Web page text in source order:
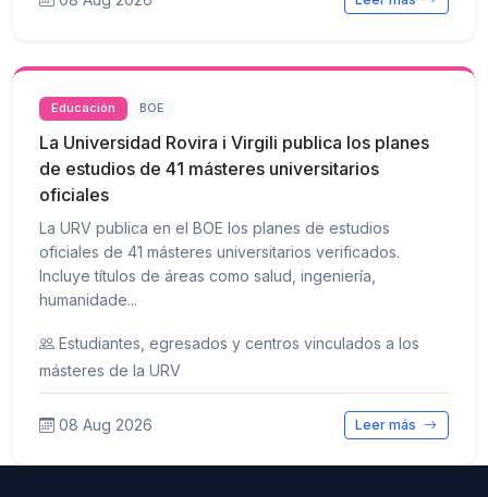
Educación BOE
La Universidad Rovira i Virgili publica los planes
de estudios de 41 másteres universitarios
oficiales
La URV publica en el BOE los planes de estudios
oficiales de 41 másteres universitarios verificados.
Incluye títulos de áreas como salud, ingeniería,
humanidade...
Estudiantes, egresados y centros vinculados a los
másteres de la URV
08 Aug 2026 Leer más